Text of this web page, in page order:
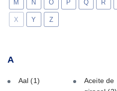
M N O P Q R
X Y Z
A
Aal(1)
Aceite de